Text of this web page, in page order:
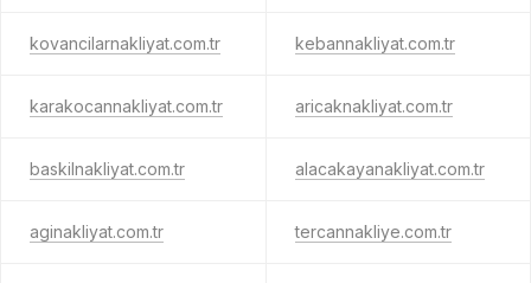
kovancilarnakliyat.com.tr kebannakliyat.com.tr
karakocannakliyat.com.tr aricaknakliyat.com.tr
baskilnakliyat.com.tr alacakayanakliyat.com.tr
aginakliyat.com.tr tercannakliye.com.tr